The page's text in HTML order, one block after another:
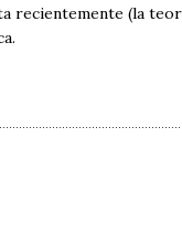
recientemente (la